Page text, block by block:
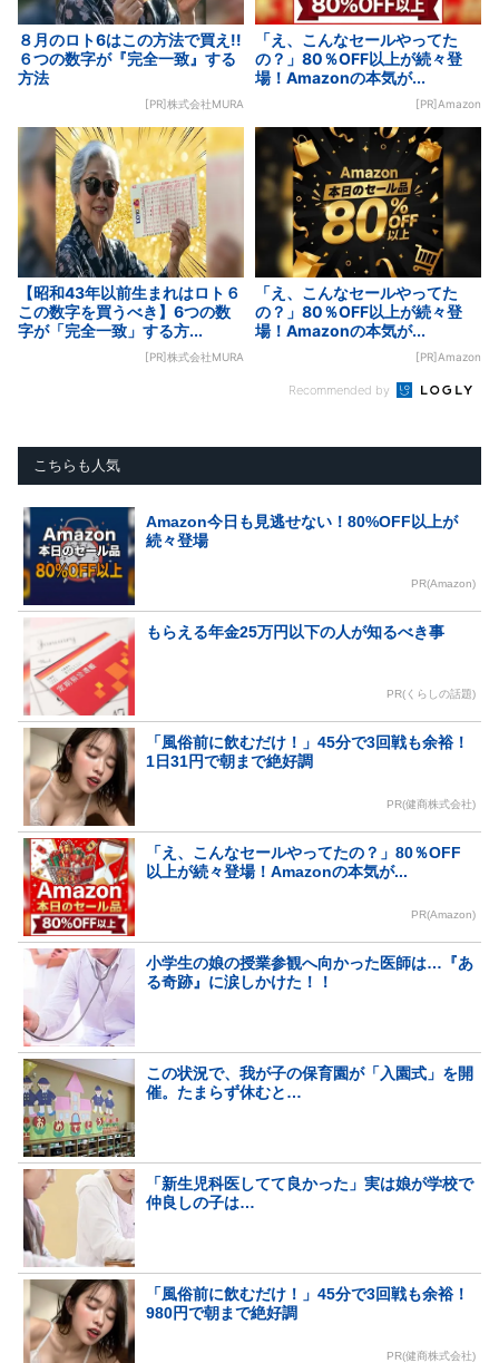
８月のロト6はこの方法で買え!!
６つの数字が『完全一致』する
方法
[PR]株式会社MURA
「え、こんなセールやってた
の？」80％OFF以上が続々登
場！Amazonの本気が...
[PR]Amazon
【昭和43年以前生まれはロト６
この数字を買うべき】6つの数
字が「完全一致」する方...
[PR]株式会社MURA
「え、こんなセールやってた
の？」80％OFF以上が続々登
場！Amazonの本気が...
[PR]Amazon
Recommended by
こちらも人気
Amazon今日も見逃せない！80%OFF以上が
続々登場
PR(Amazon)
もらえる年金25万円以下の人が知るべき事
PR(くらしの話題)
「風俗前に飲むだけ！」45分で3回戦も余裕！
1日31円で朝まで絶好調
PR(健商株式会社)
「え、こんなセールやってたの？」80％OFF
以上が続々登場！Amazonの本気が...
PR(Amazon)
小学生の娘の授業参観へ向かった医師は…『あ
る奇跡』に涙しかけた！！
この状況で、我が子の保育園が「入園式」を開
催。たまらず休むと…
「新生児科医してて良かった」実は娘が学校で
仲良しの子は…
「風俗前に飲むだけ！」45分で3回戦も余裕！
980円で朝まで絶好調
PR(健商株式会社)